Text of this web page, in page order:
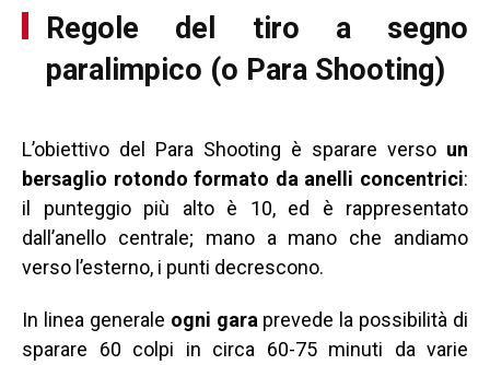
Regole del tiro a segno
paralimpico (o Para Shooting)
L’obiettivo del Para Shooting è sparare verso un
bersaglio rotondo formato da anelli concentrici:
il punteggio più alto è 10, ed è rappresentato
dall’anello centrale; mano a mano che andiamo
verso l’esterno, i punti decrescono.
In linea generale ogni gara prevede la possibilità di
sparare 60 colpi in circa 60-75 minuti da varie